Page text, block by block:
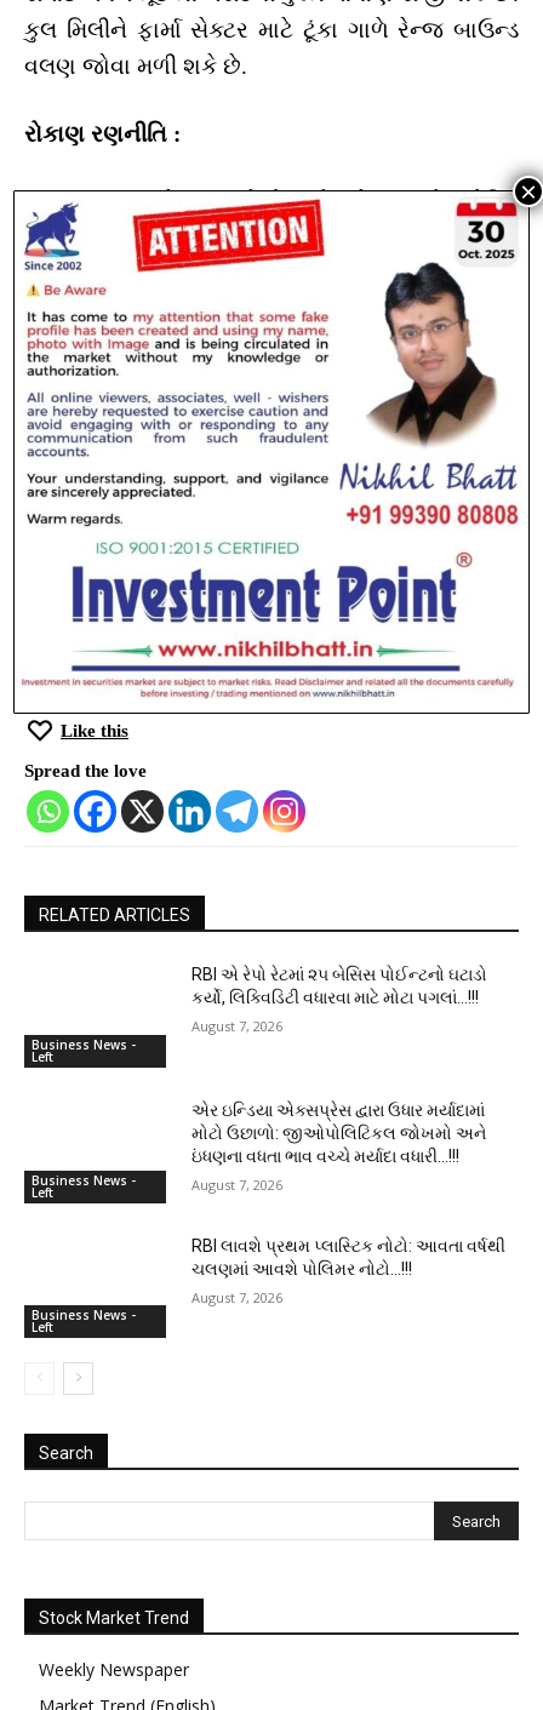
કુલ મિલીને ફાર્મા સેક્ટર માટે ટૂંકા ગાળે રેન્જ બાઉન્ડ
વલણ જોવા મળી શકે છે.
રોકાણ રણનીતિ :
ટૂંકા ગાળાના રોકાણકારોએ સ્ટોપલોસ સાથે ટ્રેડિંગ
કરવી યોગ્ય રહેશે. ઉછાળે નફારૂપી વેચવાલી અને
ઘટાડે તબક્કાવાર ખરીદી – બંને તકરૂપ બની શકે છે.
મધ્યમ ગાળાના દૃષ્ટિકોણથી ફાર્મા સેગમેન્ટના ક્વોલિટી
શેરોમાં પોઝિશન જાળવવી ફાયદાકારક રહેશે.
ભાવિ દિશા :
આગામી દિવસોમાં ઝાયડસ માટે આ ડિલ પોઝિટિવ
ગણાય છે. કંપની છેલ્લા કેટલાક વર્ષોમાં આંતરરાષ્ટ્રીય
માર્કેટમાં પોતાના પદચિહ્નો મજબૂત કરી રહી છે. સેક્ટર
વિશ્લેષકોનું માનવું છે કે આ અધિગ્રહણથી ઝાયડસને
અમેરિકન ઓન્કોલોજી બજારમાં વધુ સ્પર્ધાત્મક લાભ
મળશે.
Like this
Spread the love
RELATED ARTICLES
Business News -
Left
RBI એ રેપો રેટમાં ૨૫ બેસિસ પોઈન્ટનો ઘટાડો
કર્યો, લિક્વિડિટી વધારવા માટે મોટા પગલાં…!!!
August 7, 2026
Business News -
Left
એર ઇન્ડિયા એક્સપ્રેસ દ્વારા ઉધાર મર્યાદામાં
મોટો ઉછાળો: જીઓપોલિટિકલ જોખમો અને
ઇંધણના વધતા ભાવ વચ્ચે મર્યાદા વધારી…!!!
August 7, 2026
Business News -
Left
RBI લાવશે પ્રથમ પ્લાસ્ટિક નોટો: આવતા વર્ષથી
ચલણમાં આવશે પોલિમર નોટો…!!!
August 7, 2026
Search
Stock Market Trend
Weekly Newspaper